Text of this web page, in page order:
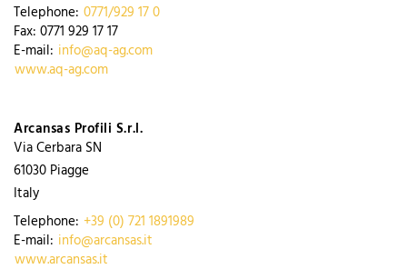
Telephone: 0771/929 17 0
Fax: 0771 929 17 17
E-mail: info@aq-ag.com
www.aq-ag.com
Arcansas Profili S.r.l.
Via Cerbara SN
61030 Piagge
Italy
Telephone: +39 (0) 721 1891989
E-mail: info@arcansas.it
www.arcansas.it